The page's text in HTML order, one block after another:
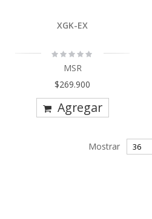
XGK-EX
Rating:
0%
MSR
$269.900
Agregar
Mostrar